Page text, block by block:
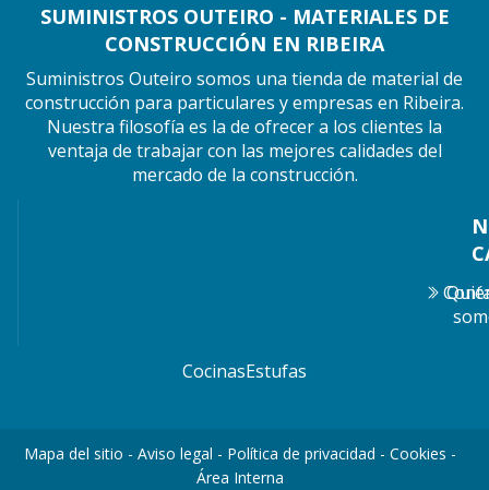
SUMINISTROS OUTEIRO - MATERIALES DE
CONSTRUCCIÓN EN RIBEIRA
Suministros Outeiro somos una tienda de material de
construcción para particulares y empresas en Ribeira.
Nuestra filosofía es la de ofrecer a los clientes la
ventaja de trabajar con las mejores calidades del
mercado de la construcción.
CocinasEstufas
Mapa del sitio - Aviso legal - Política de privacidad - Cookies -
Área Interna